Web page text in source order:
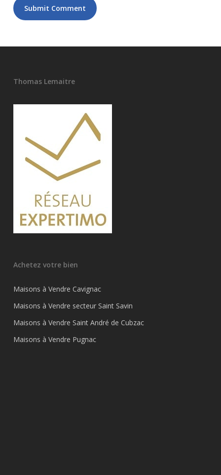
Thomas Lemaitre
Achetez votre bien
Maisons à Vendre Cavignac
Maisons à Vendre secteur Saint Savin
Maisons à Vendre Saint André de Cubzac
Maisons à Vendre Pugnac